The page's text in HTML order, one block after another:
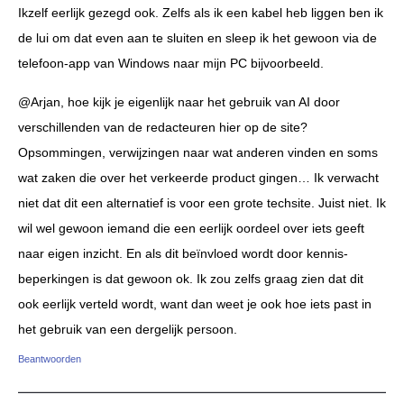
Ikzelf eerlijk gezegd ook. Zelfs als ik een kabel heb liggen ben ik
de lui om dat even aan te sluiten en sleep ik het gewoon via de
telefoon-app van Windows naar mijn PC bijvoorbeeld.
@Arjan, hoe kijk je eigenlijk naar het gebruik van AI door
verschillenden van de redacteuren hier op de site?
Opsommingen, verwijzingen naar wat anderen vinden en soms
wat zaken die over het verkeerde product gingen… Ik verwacht
niet dat dit een alternatief is voor een grote techsite. Juist niet. Ik
wil wel gewoon iemand die een eerlijk oordeel over iets geeft
naar eigen inzicht. En als dit beïnvloed wordt door kennis-
beperkingen is dat gewoon ok. Ik zou zelfs graag zien dat dit
ook eerlijk verteld wordt, want dan weet je ook hoe iets past in
het gebruik van een dergelijk persoon.
Beantwoorden